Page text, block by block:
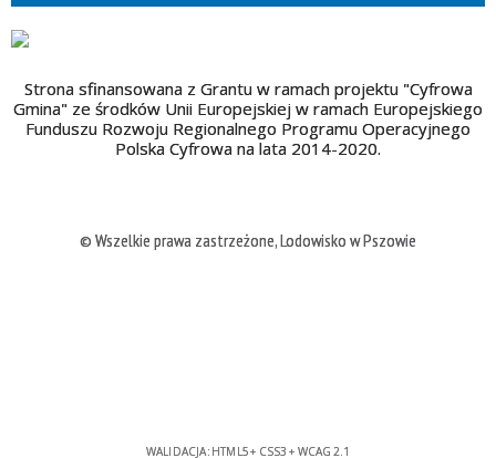
Strona sfinansowana z Grantu w ramach projektu "Cyfrowa
Gmina" ze środków Unii Europejskiej w ramach Europejskiego
Funduszu Rozwoju Regionalnego Programu Operacyjnego
Polska Cyfrowa na lata 2014-2020.
© Wszelkie prawa zastrzeżone, Lodowisko w Pszowie
WALIDACJA: HTML5+ CSS3 + WCAG 2.1